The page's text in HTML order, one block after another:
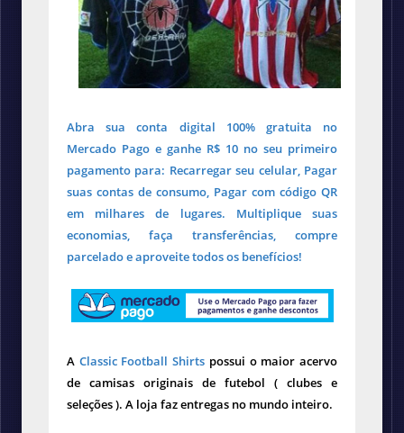
Abra sua conta digital 100% gratuita no
Mercado Pago e ganhe R$ 10 no seu primeiro
pagamento para: Recarregar seu celular, Pagar
suas contas de consumo, Pagar com código QR
em milhares de lugares. Multiplique suas
economias, faça transferências, compre
parcelado e aproveite todos os benefícios!
A Classic Football Shirts possui o maior acervo
de camisas originais de futebol ( clubes e
seleções ). A loja faz entregas no mundo inteiro.